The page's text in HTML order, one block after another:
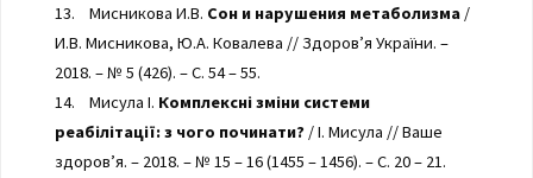
13. Мисникова И.В. Сон и нарушения метаболизма/
И.В. Мисникова, Ю.А. Ковалева // Здоров’я України. –
2018. – № 5 (426). – С. 54 – 55.
14. Мисула І. Комплексні зміни системи
реабілітації: з чого починати? / І. Мисула // Ваше
здоров’я. – 2018. – № 15 – 16 (1455 – 1456). – С. 20 – 21.